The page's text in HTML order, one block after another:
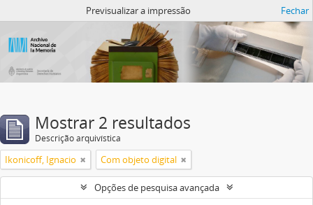
Previsualizar a impressão Fechar
Mostrar 2 resultados
Descrição arquivística
Ikonicoff, Ignacio Com objeto digital
Opções de pesquisa avançada